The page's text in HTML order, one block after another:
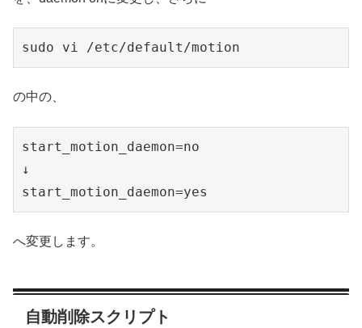
sudo vi /etc/default/motion
の中の、
start_motion_daemon=no
↓
start_motion_daemon=yes
へ変更します。
自動削除スクリプト